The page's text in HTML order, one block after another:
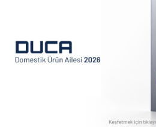
+90 (212)